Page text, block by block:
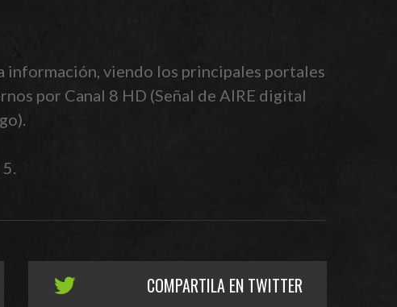
información, viendo los principales portales
por Canal 8 HD (Señal de AIRE digital
COMPARTILA EN TWITTER